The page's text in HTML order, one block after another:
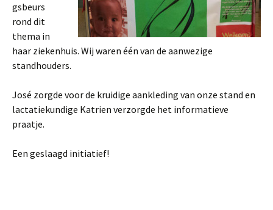
gsbeurs
rond dit
thema in
haar ziekenhuis. Wij waren één van de aanwezige
standhouders.
José zorgde voor de kruidige aankleding van onze stand en
lactatiekundige Katrien verzorgde het informatieve
praatje.
Een geslaagd initiatief!